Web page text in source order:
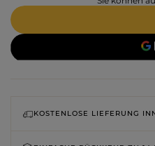
KOSTENLOSE LIEFERUNG